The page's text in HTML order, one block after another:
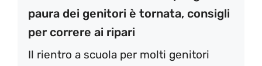
paura dei genitori è tornata, consigli
per correre ai ripari
Il rientro a scuola per molti genitori